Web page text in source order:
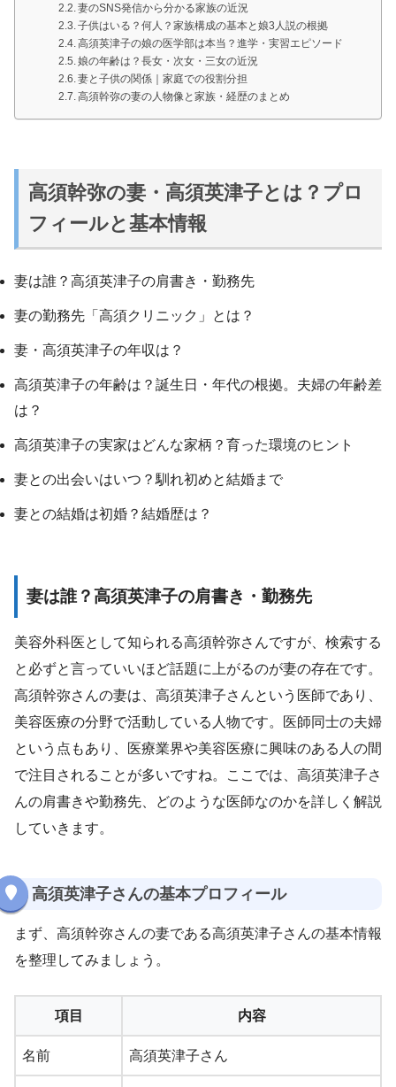
妻のSNS発信から分かる家族の近況
子供はいる？何人？家族構成の基本と娘3人説の根拠
高須英津子の娘の医学部は本当？進学・実習エピソード
娘の年齢は？長女・次女・三女の近況
妻と子供の関係｜家庭での役割分担
高須幹弥の妻の人物像と家族・経歴のまとめ
高須幹弥の妻・高須英津子とは？プロ
フィールと基本情報
妻は誰？高須英津子の肩書き・勤務先
妻の勤務先「高須クリニック」とは？
妻・高須英津子の年収は？
高須英津子の年齢は？誕生日・年代の根拠。夫婦の年齢差
は？
高須英津子の実家はどんな家柄？育った環境のヒント
妻との出会いはいつ？馴れ初めと結婚まで
妻との結婚は初婚？結婚歴は？
妻は誰？高須英津子の肩書き・勤務先
美容外科医として知られる高須幹弥さんですが、検索する
と必ずと言っていいほど話題に上がるのが妻の存在です。
高須幹弥さんの妻は、高須英津子さんという医師であり、
美容医療の分野で活動している人物です。医師同士の夫婦
という点もあり、医療業界や美容医療に興味のある人の間
で注目されることが多いですね。ここでは、高須英津子さ
んの肩書きや勤務先、どのような医師なのかを詳しく解説
していきます。
高須英津子さんの基本プロフィール
まず、高須幹弥さんの妻である高須英津子さんの基本情報
を整理してみましょう。
項目 内容
名前 高須英津子さん